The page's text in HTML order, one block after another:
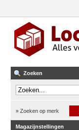
Zoeken
» Zoeken op merk
Magazijnstellingen